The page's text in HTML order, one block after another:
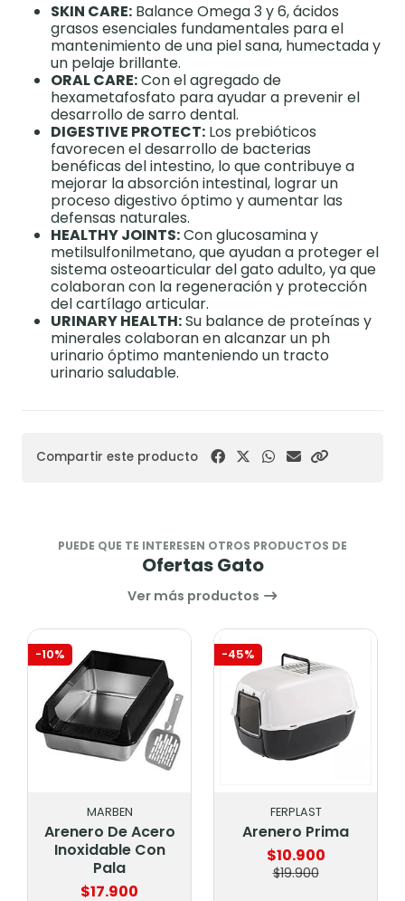
SKIN CARE: Balance Omega 3 y 6, ácidos
grasos esenciales fundamentales para el
mantenimiento de una piel sana, humectada y
un pelaje brillante.
ORAL CARE:Con el agregado de
hexametafosfato para ayudar a prevenir el
desarrollo de sarro dental.
DIGESTIVE PROTECT: Los prebióticos
favorecen el desarrollo de bacterias
benéficas del intestino, lo que contribuye a
mejorar la absorción intestinal, lograr un
proceso digestivo óptimo y aumentar las
defensas naturales.
HEALTHY JOINTS:Con glucosamina y
metilsulfonilmetano, que ayudan a proteger el
sistema osteoarticular del gato adulto, ya que
colaboran con la regeneración y protección
del cartílago articular.
URINARY HEALTH:Su balance de proteínas y
minerales colaboran en alcanzar un ph
urinario óptimo manteniendo un tracto
urinario saludable.
Compartir este producto
PUEDE QUE TE INTERESEN OTROS PRODUCTOS DE
Ofertas Gato
Ver más productos
-10%
MARBEN
Arenero De Acero
Inoxidable Con
Pala
$17.900
-45%
FERPLAST
Arenero Prima
$10.900
$19.900